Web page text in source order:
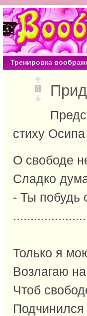
Тренировка
0
стиху
О свободе
Сладко
- Ты побудь
Только я
Возлагаю
Чтоб